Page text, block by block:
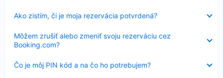
Ako zistím, či je moja rezervácia potvrdená?
sa
Môžem zrušiť alebo zmeniť svoju rezerváciu cez
Booking.com?
sa
Čo je môj PIN kód a na čo ho potrebujem?
Nezobrazuje
sa